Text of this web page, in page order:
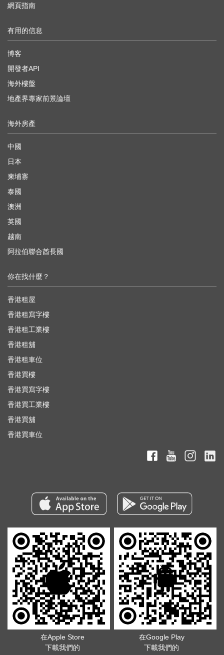
網頁指南
有用的信息
博客
開發者API
海外樓盤
地產界專家前景論壇
海外房產
中國
日本
柬埔寨
泰國
澳洲
英國
越南
阿拉伯聯合酋長國
你在找什麼？
香港租屋
香港租寫字樓
香港租工業樓
香港租舖
香港租車位
香港買樓
香港買寫字樓
香港買工業樓
香港買舖
香港買車位
在Apple Store
下載我們的
在Google Play
下載我們的